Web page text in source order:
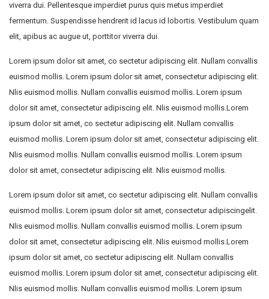
viverra dui. Pellentesque imperdiet purus quis metus imperdiet
fermentum. Suspendisse hendrerit id lacus id lobortis. Vestibulum quam
elit, apibus ac augue ut, porttitor viverra dui.
Lorem ipsum dolor sit amet, co sectetur adipiscing elit. Nullam convallis
euismod mollis. Lorem ipsum dolor sit amet, consectetur adipiscing elit.
Nlis euismod mollis. Nullam convallis euismod mollis. Lorem ipsum
dolor sit amet, consectetur adipiscing elit. Nlis euismod mollis.Lorem
ipsum dolor sit amet, co sectetur adipiscing elit. Nullam convallis
euismod mollis. Lorem ipsum dolor sit amet, consectetur adipiscing elit.
Nlis euismod mollis. Nullam convallis euismod mollis. Lorem ipsum
dolor sit amet, consectetur adipiscing elit. Nlis euismod mollis.
Lorem ipsum dolor sit amet, co sectetur adipiscing elit. Nullam convallis
euismod mollis. Lorem ipsum dolor sit amet, consectetur adipiscingelit.
Nlis euismod mollis. Nullam convallis euismod mollis. Lorem ipsum
dolor sit amet, consectetur adipiscing elit. Nlis euismod mollis.Lorem
ipsum dolor sit amet, co sectetur adipiscing elit. Nullam convallis
euismod mollis. Lorem ipsum dolor sit amet, consectetur adipiscing elit.
Nlis euismod mollis. Nullam convallis euismod mollis. Lorem ipsum